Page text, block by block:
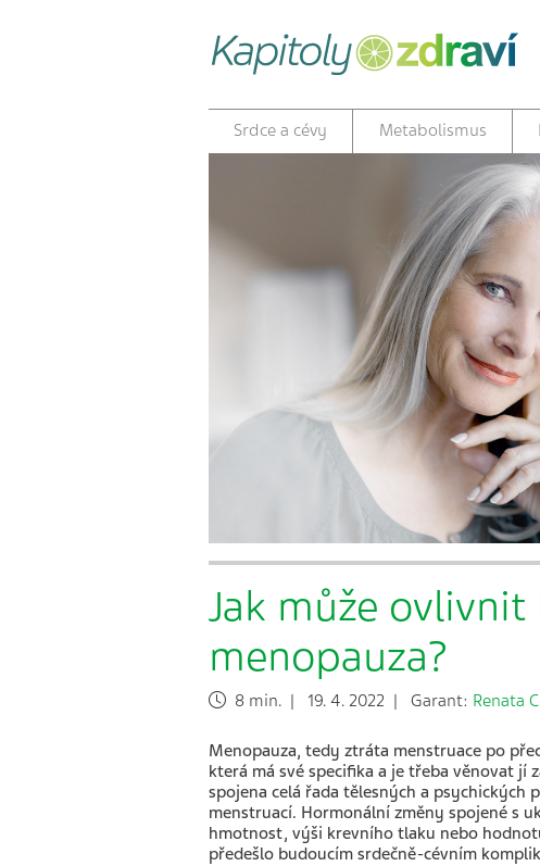
Srdce a cévy Metabolismus
Jak může
menopauza?
8 min. | 19. 4. 2022 | Garant: Renata
Menopauza, tedy ztráta menstruace po
která má své specifika a je třeba věnovat jí
spojena celá řada tělesných a
menstruací. Hormonální změny spojené s
hmotnost, výši krevního tlaku nebo
předešlo budoucím srdečně-cévním